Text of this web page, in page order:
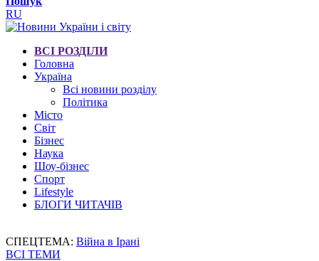
RU
ВСІ РОЗДІЛИ
Головна
Україна
Всі новини розділу
Політика
Місто
Світ
Бізнес
Наука
Шоу-бізнес
Спорт
Lifestyle
БЛОГИ ЧИТАЧІВ
СПЕЦТЕМА: Війна в Ірані
ВСІ ТЕМИ